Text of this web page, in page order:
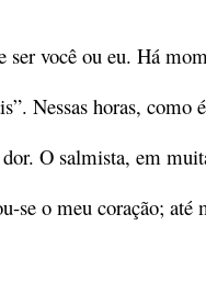
ser você ou eu. Há
Nessas horas, como
O salmista, em
se o meu coração;